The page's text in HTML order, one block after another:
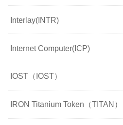
Interlay(INTR)
Internet Computer(ICP)
IOST（IOST）
IRON Titanium Token（TITAN）